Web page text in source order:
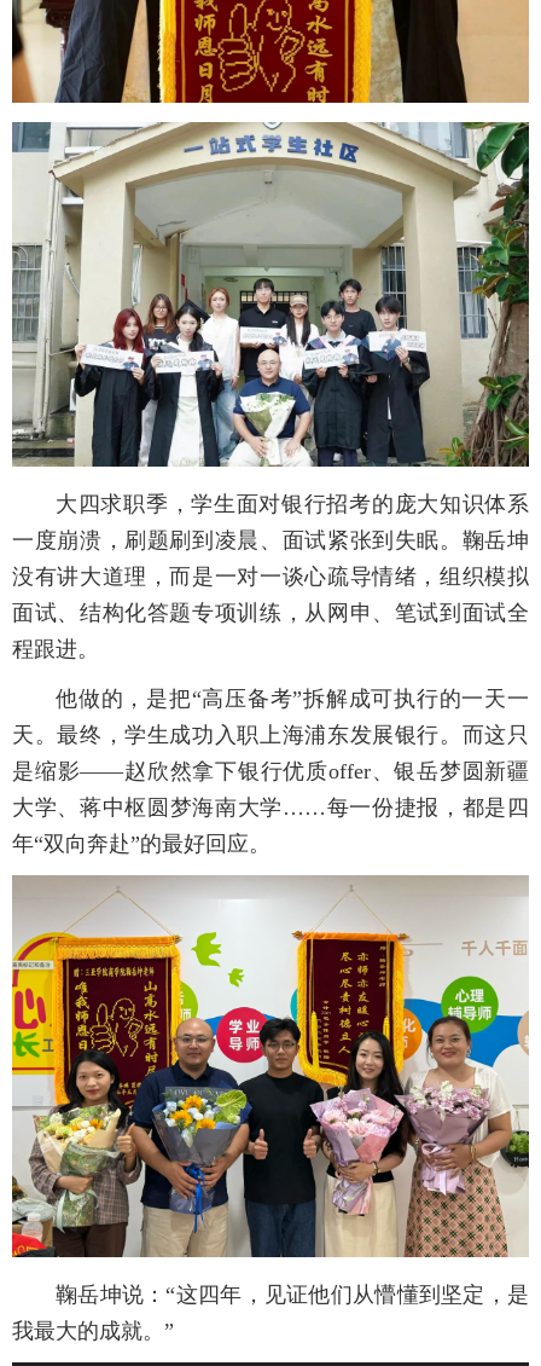
大四求职季，学生面对银行招考的庞大知识体系
一度崩溃，刷题刷到凌晨、面试紧张到失眠。鞠岳坤
没有讲大道理，而是一对一谈心疏导情绪，组织模拟
面试、结构化答题专项训练，从网申、笔试到面试全
程跟进。
他做的，是把“高压备考”拆解成可执行的一天一
天。最终，学生成功入职上海浦东发展银行。而这只
是缩影——赵欣然拿下银行优质offer、银岳梦圆新疆
大学、蒋中枢圆梦海南大学……每一份捷报，都是四
年“双向奔赴”的最好回应。
鞠岳坤说：“这四年，见证他们从懵懂到坚定，是
我最大的成就。”